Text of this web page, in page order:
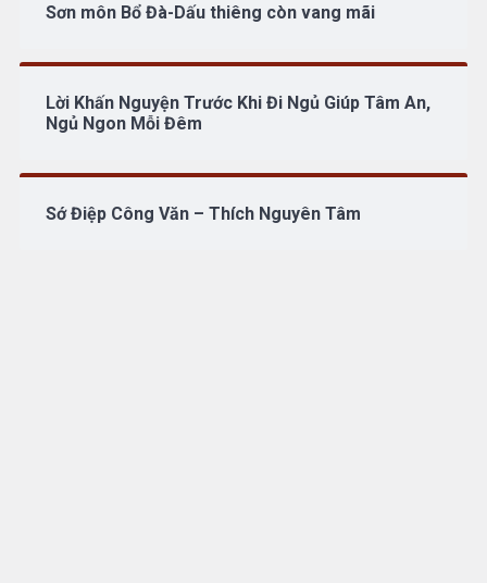
Sơn môn Bổ Đà-Dấu thiêng còn vang mãi
Lời Khấn Nguyện Trước Khi Đi Ngủ Giúp Tâm An,
Ngủ Ngon Mỗi Đêm
Sớ Điệp Công Văn – Thích Nguyên Tâm